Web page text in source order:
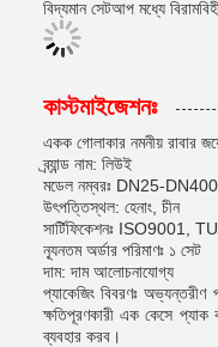
বিদ্যমান সেটআপ মধ্যে
কাস্টমাইজেশনঃ
একক গোলাকার নমনীয় রাবার
ব্র্যান্ড নাম: লিউই
মডেল নম্বরঃ DN25-
উৎপত্তিস্থল: হেনাং, চীন
সার্টিফিকেশনঃ ISO9001,
ন্যূনতম অর্ডার পরিমাণঃ ১ সেট
দাম: দাম আলোচনাযোগ্য
প্যাকেজিং বিবরণঃ অভ্যন্তরীণ
ক্ষতিপূরণকারী এক কেসে
ব্যবহার করব।